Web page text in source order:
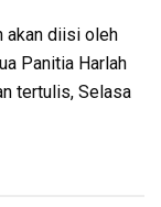
akan diisi oleh
Panitia Harlah
tertulis, Selasa